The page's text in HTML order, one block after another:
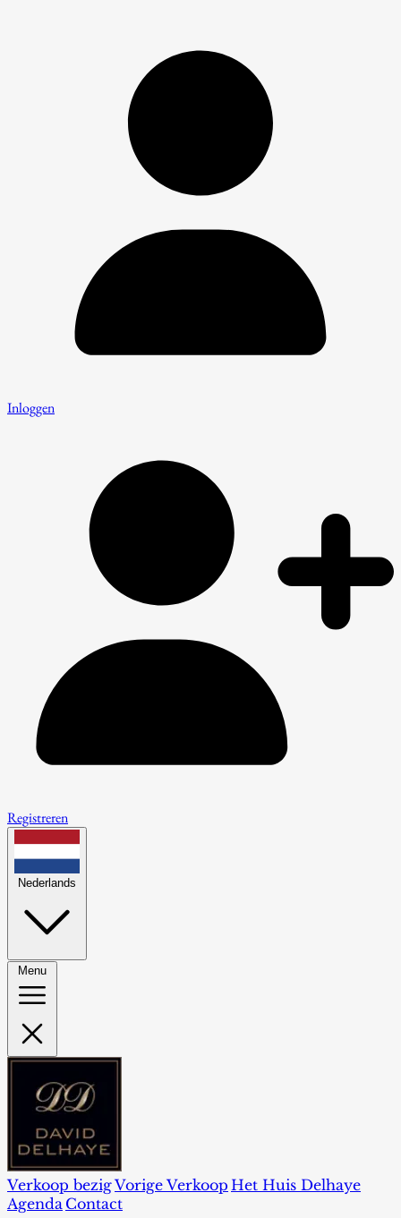
Inloggen
Registreren
Nederlands
Menu
Verkoop bezigVorige Verkoop Het Huis Delhaye
Agenda Contact